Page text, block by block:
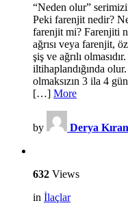
“Neden olur”
Peki farenjit nedir?
farenjit mi? Farenjiti
ağrısı veya farenjit,
şiş ve ağrılı
iltihaplandığında
olmaksızın 3 ila 4
[…] More
by Derya Kıran
632 Views
in İlaçlar